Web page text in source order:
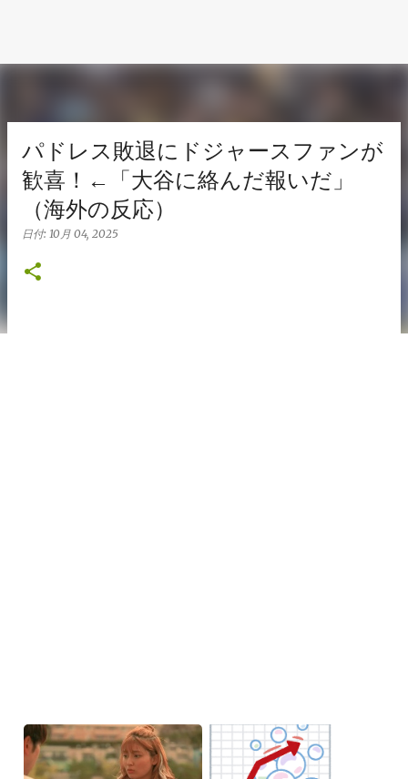
パドレス敗退にドジャースファンが
歓喜！←「大谷に絡んだ報いだ」
（海外の反応）
日付: 10月 04, 2025